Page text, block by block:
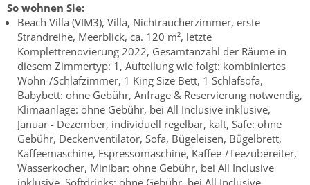
So wohnen Sie:
Beach Villa (VIM3), Villa, Nichtraucherzimmer, erste
Strandreihe, Meerblick, ca. 120 m², letzte
Komplettrenovierung 2022, Gesamtanzahl der Räume in
diesem Zimmertyp: 1, Aufteilung wie folgt: kombiniertes
Wohn-/Schlafzimmer, 1 King Size Bett, 1 Schlafsofa,
Babybett: ohne Gebühr, Anfrage & Reservierung notwendig,
Klimaanlage: ohne Gebühr, bei All Inclusive inklusive,
Januar - Dezember, individuell regelbar, kalt, Safe: ohne
Gebühr, Deckenventilator, Sofa, Bügeleisen, Bügelbrett,
Kaffeemaschine, Espressomaschine, Kaffee-/Teezubereiter,
Wasserkocher, Minibar: ohne Gebühr, bei All Inclusive
inklusive, Softdrinks: ohne Gebühr, bei All Inclusive